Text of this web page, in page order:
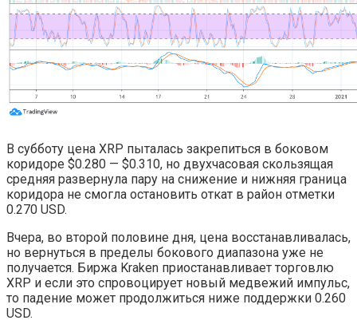
В субботу цена XRP пыталась закрепиться в боковом
коридоре $0.280 — $0.310, но двухчасовая скользящая
средняя развернула пару на снижение и нижняя граница
коридора не смогла остановить откат в район отметки
0.270 USD.
Вчера, во второй половине дня, цена восстанавливалась,
но вернуться в пределы бокового диапазона уже не
получается. Биржа Kraken приостанавливает торговлю
XRP и если это спровоцирует новый медвежий импульс,
то падение может продолжиться ниже поддержки 0.260
USD.